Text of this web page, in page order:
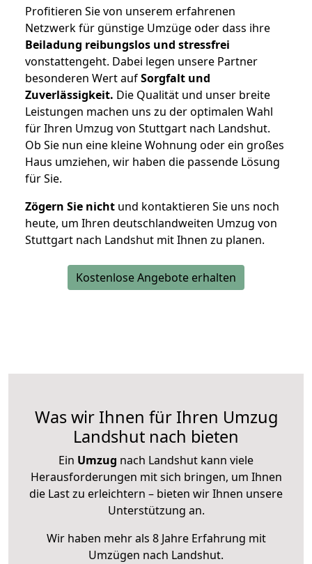
Profitieren Sie von unserem erfahrenen
Netzwerk für günstige Umzüge oder dass ihre
Beiladung reibungslos und stressfrei
vonstattengeht. Dabei legen unsere Partner
besonderen Wert aufSorgfalt und
Zuverlässigkeit. Die Qualität und unser breite
Leistungen machen uns zu der optimalen Wahl
für Ihren Umzug von Stuttgart nach Landshut.
Ob Sie nun eine kleine Wohnung oder ein großes
Haus umziehen, wir haben die passende Lösung
für Sie.
Zögern Sie nicht und kontaktieren Sie uns noch
heute, um Ihren deutschlandweiten Umzug von
Stuttgart nach Landshut mit Ihnen zu planen.
Kostenlose Angebote erhalten
Was wir Ihnen für Ihren Umzug
Landshut nach bieten
Ein Umzug nach Landshut kann viele
Herausforderungen mit sich bringen, um Ihnen
die Last zu erleichtern – bieten wir Ihnen unsere
Unterstützung an.
Wir haben mehr als 8 Jahre Erfahrung mit
Umzügen nach Landshut.